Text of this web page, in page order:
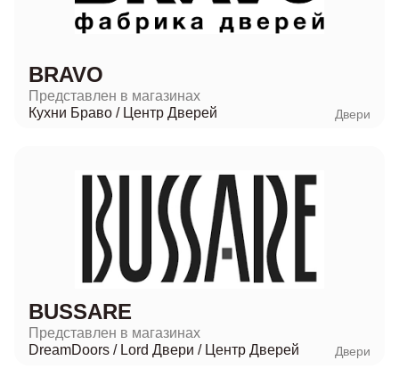
BRAVO
Представлен в магазинах
Кухни Браво / Центр Дверей Двери
BUSSARE
Представлен в магазинах
DreamDoors / Lord Двери / Центр Дверей Двери